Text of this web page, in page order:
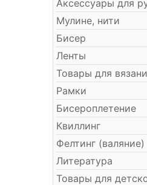
Аксессуары для
Мулине, нити
Бисер
Ленты
Товары для
Рамки
Бисероплетение
Квиллинг
Фелтинг (валяние)
Литература
Товары для